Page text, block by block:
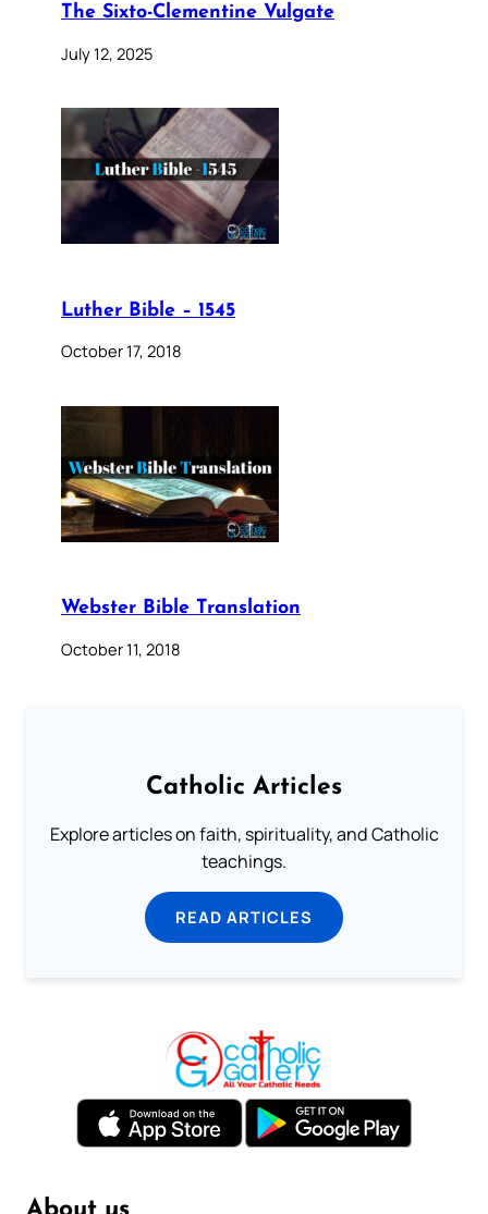
The Sixto-Clementine Vulgate
July 12, 2025
Luther Bible – 1545
October 17, 2018
Webster Bible Translation
October 11, 2018
Catholic Articles
Explore articles on faith, spirituality, and Catholic
teachings.
READ ARTICLES